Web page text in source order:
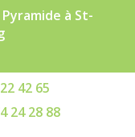
à St-
42 65
24 28 88